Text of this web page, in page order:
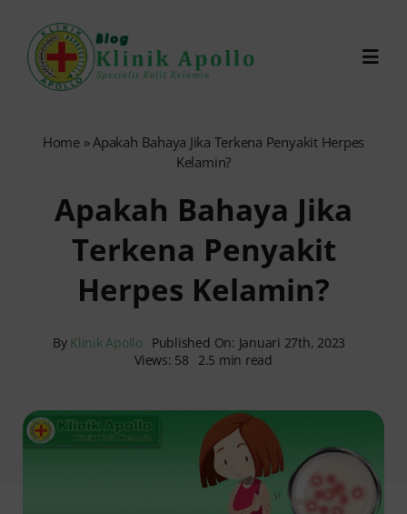
content
Reservasi Online
Home»Apakah Bahaya Jika Terkena Penyakit Herpes
Kelamin?
Apakah Bahaya Jika
Terkena Penyakit
Herpes Kelamin?
By Klinik Apollo Published On: Januari 27th, 2023
Views: 58
2.5 min read